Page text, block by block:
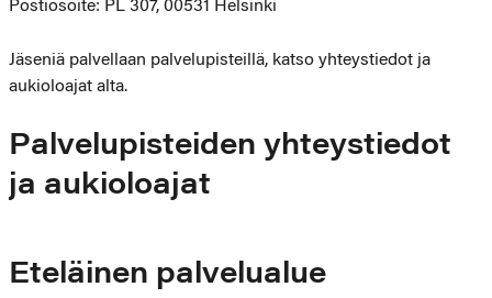
Postiosoite: PL 307, 00531 Helsinki
Jäseniä palvellaan palvelupisteillä, katso yhteystiedot ja
aukioloajat alta.
Palvelupisteiden yhteystiedot
ja aukioloajat
Eteläinen palvelualue